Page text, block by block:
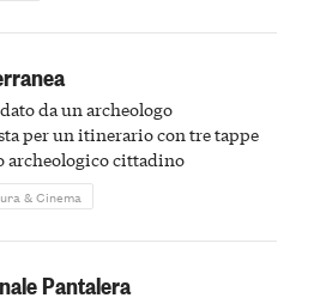
da un archeologo
per un itinerario con tre tappe
archeologico cittadino
& Cinema
Pantalera